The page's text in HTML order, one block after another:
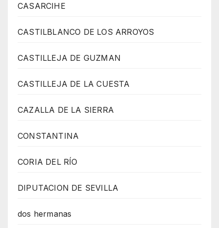
CASARCIHE
CASTILBLANCO DE LOS ARROYOS
CASTILLEJA DE GUZMAN
CASTILLEJA DE LA CUESTA
CAZALLA DE LA SIERRA
CONSTANTINA
CORIA DEL RÍO
DIPUTACION DE SEVILLA
dos hermanas